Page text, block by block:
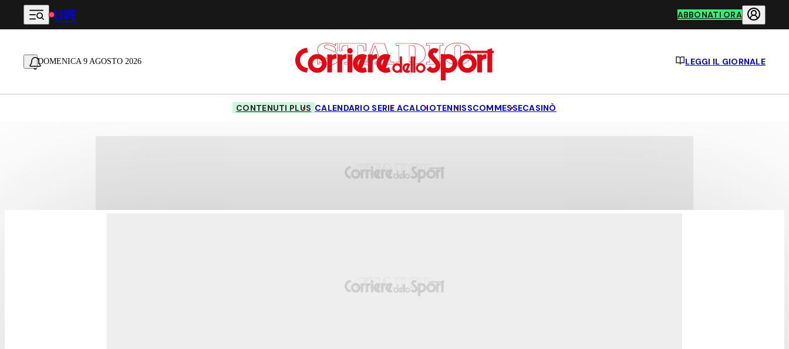
Vai al contenuto principale
LIVE ABBONATI ORA
DOMENICA 9 AGOSTO 2026 LEGGI IL GIORNALE
CONTENUTI PLUS CALENDARIO SERIE ACALCIOTENNISSCOMMESSECASINÒ